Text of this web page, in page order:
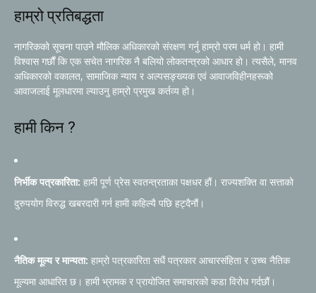
हाम्रो प्रतिबद्धता
नागरिकको सूचना पाउने मौलिक अधिकारको संरक्षण गर्नु हाम्रो परम धर्म हो। हामी
विश्वास गर्छौं कि एक सचेत नागरिक नै बलियो लोकतन्त्रको आधार हो। त्यसैले, मानव
अधिकारको वकालत, सामाजिक न्याय र अल्पसङ्ख्यक एवं आवाजविहीनहरूको
आवाजलाई मूलधारमा ल्याउनु हाम्रो प्रमुख कर्तव्य हो।
हामी किन ?
निर्भीक पत्रकारिता: हामी पूर्ण प्रेस स्वतन्त्रताका पक्षधर हौं। राज्यशक्ति वा सत्ताको
दुरुपयोग विरुद्ध खबरदारी गर्न हामी कहिल्यै पछि हट्दैनौं।
नैतिक मूल्य र मान्यता: हाम्रो पत्रकारिता सधैं पत्रकार आचारसंहिता र उच्च नैतिक
मूल्यमा आधारित छ। हामी भ्रामक र प्रायोजित समाचारको कडा विरोध गर्दछौं।